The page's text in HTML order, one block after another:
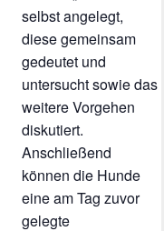
selbst angelegt,
diese gemeinsam
gedeutet und
untersucht sowie das
weitere Vorgehen
diskutiert.
Anschließend
können die Hunde
eine am Tag zuvor
gelegte